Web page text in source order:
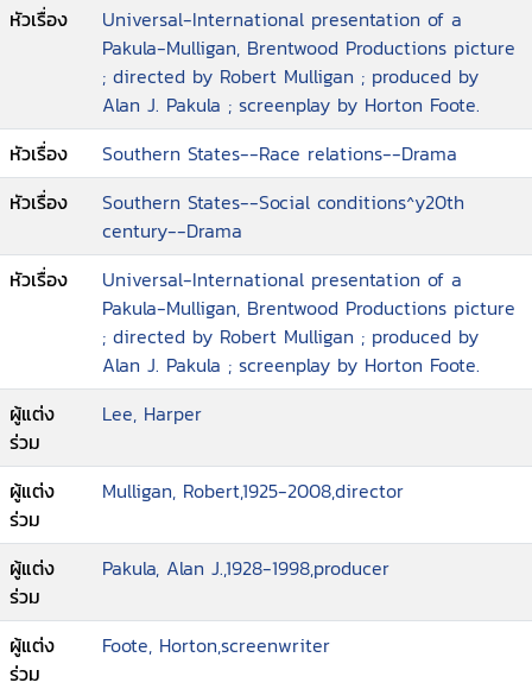
หัวเรื่อง
Universal-International presentation of a
Pakula-Mulligan, Brentwood Productions picture
; directed by Robert Mulligan ; produced by
Alan J. Pakula ; screenplay by Horton Foote.
หัวเรื่อง
Southern States--Race relations--Drama
หัวเรื่อง
Southern States--Social conditions^y20th
century--Drama
หัวเรื่อง
Universal-International presentation of a
Pakula-Mulligan, Brentwood Productions picture
; directed by Robert Mulligan ; produced by
Alan J. Pakula ; screenplay by Horton Foote.
ผู้แต่ง
ร่วม
Lee, Harper
ผู้แต่ง
ร่วม
Mulligan, Robert,1925-2008,director
ผู้แต่ง
ร่วม
Pakula, Alan J.,1928-1998,producer
ผู้แต่ง
ร่วม
Foote, Horton,screenwriter